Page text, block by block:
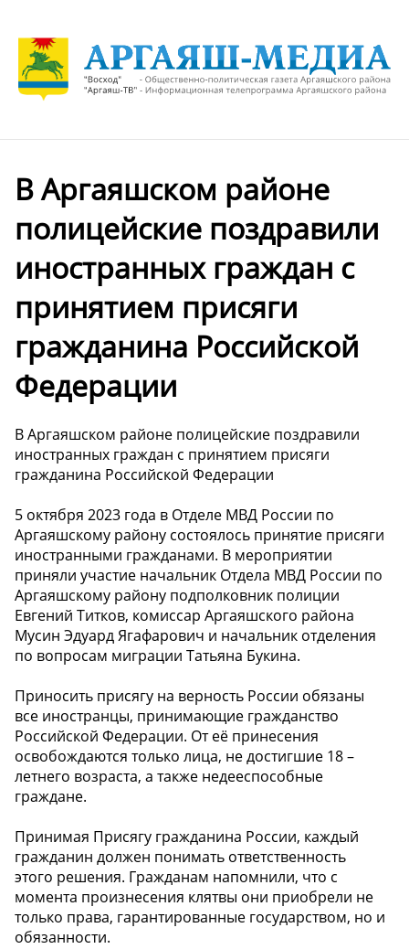
В Аргаяшском районе
полицейские поздравили
иностранных граждан с
принятием присяги
гражданина Российской
Федерации
В Аргаяшском районе полицейские поздравили
иностранных граждан с принятием присяги
гражданина Российской Федерации
5 октября 2023 года в Отделе МВД России по
Аргаяшскому району состоялось принятие присяги
иностранными гражданами. В мероприятии
приняли участие начальник Отдела МВД России по
Аргаяшскому району подполковник полиции
Евгений Титков, комиссар Аргаяшского района
Мусин Эдуард Ягафарович и начальник отделения
по вопросам миграции Татьяна Букина.
Приносить присягу на верность России обязаны
все иностранцы, принимающие гражданство
Российской Федерации. От её принесения
освобождаются только лица, не достигшие 18 –
летнего возраста, а также недееспособные
граждане.
Принимая Присягу гражданина России, каждый
гражданин должен понимать ответственность
этого решения. Гражданам напомнили, что с
момента произнесения клятвы они приобрели не
только права, гарантированные государством, но и
обязанности.